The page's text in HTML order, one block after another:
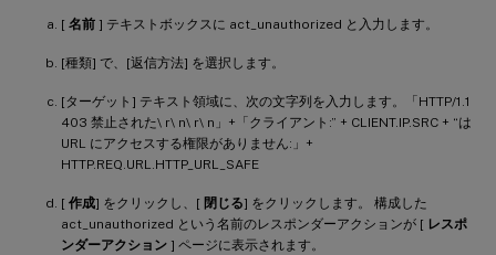
[ 名前 ] テキストボックスに act_unauthorized と入力します。
[種類] で、[返信方法] を選択します。
[ターゲット] テキスト領域に、次の文字列を入力します。「HTTP/1.1
403 禁止された\ r\ n\ r\ n」+「クライアント:” + CLIENT.IP.SRC + “は
URL にアクセスする権限がありません:」+
HTTP.REQ.URL.HTTP_URL_SAFE
[ 作成] をクリックし、[ 閉じる] をクリックします。 構成した
act_unauthorized という名前のレスポンダーアクションが [ レスポ
ンダーアクション ] ページに表示されます。